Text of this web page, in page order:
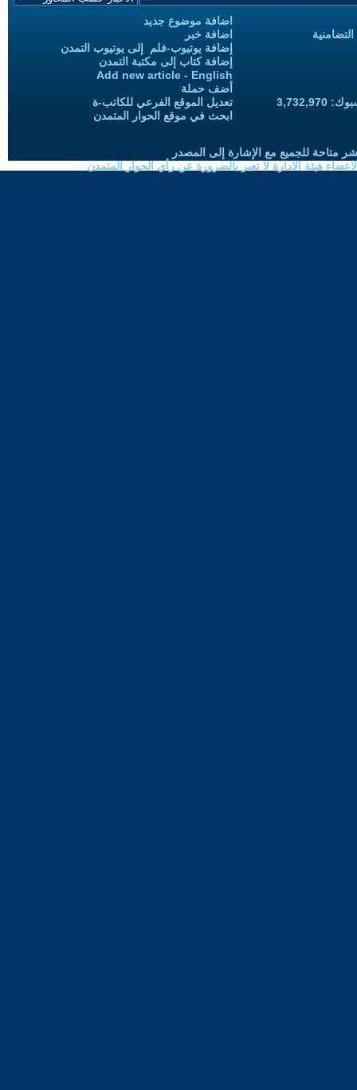
اضافة موضوع جديد
اضافة خبر
إضافة يوتيوب-فلم إلى يوتيوب التمدن
إضافة كتاب إلى مكتبة التمدن
Add new article - English
أضف حملة
تعديل الموقع الفرعي للكاتب-ة
ابحث في موقع الحوار المتمدن
متاحة للجميع مع الإشارة إلى المصدر
هيئة الادارة لا تعبر بالضرورة عن رأي الحوار المتمدن